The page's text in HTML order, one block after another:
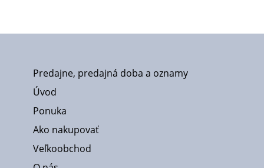
Predajne, predajná doba a oznamy
Úvod
Ponuka
Ako nakupovať
Veľkoobchod